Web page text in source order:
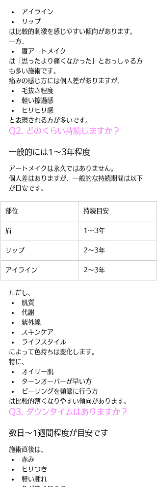
アイライン
リップ
は比較的刺激を感じやすい傾向があります。
一方、
眉アートメイク
は「思ったより痛くなかった」とおっしゃる方
も多い施術です。
痛みの感じ方には個人差がありますが、
毛抜き程度
軽い擦過感
ヒリヒリ感
と表現される方が多いです。
Q2. どのくらい持続しますか？
一般的には1〜3年程度
アートメイクは永久ではありません。
個人差はありますが、一般的な持続期間は以下
が目安です。
部位 持続目安
眉 1〜3年
リップ 2〜3年
アイライン 2〜3年
ただし、
肌質
代謝
紫外線
スキンケア
ライフスタイル
によって色持ちは変化します。
特に、
オイリー肌
ターンオーバーが早い方
ピーリングを頻繁に行う方
は比較的薄くなりやすい傾向があります。
Q3. ダウンタイムはありますか？
数日〜1週間程度が目安です
施術直後は、
赤み
ヒリつき
軽い腫れ